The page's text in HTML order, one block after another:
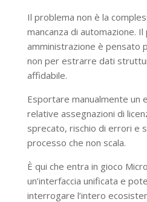
Il problema non è la
mancanza di automazione.
amministrazione è pensato
non per estrarre dati
affidabile.
Esportare manualmente un
relative assegnazioni di
sprecato, rischio di errori e
processo che non scala.
È qui che entra in gioco
un’interfaccia unificata e
interrogare l’intero